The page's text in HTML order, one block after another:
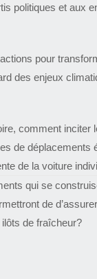
politiques et aux
pour
des enjeux
comment inciter
de déplacements
de la voiture
qui se
de
de fraîcheur?